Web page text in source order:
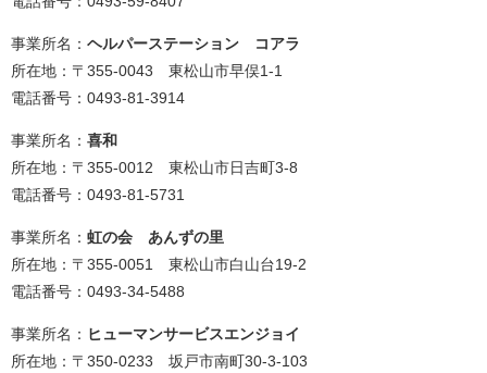
事業所名： ヘルパーステーション コアラ
所在地：〒355-0043 東松山市早俣1-1
電話番号：0493-81-3914
事業所名： 喜和
所在地：〒355-0012 東松山市日吉町3-8
電話番号：0493-81-5731
事業所名： 虹の会 あんずの里
所在地：〒355-0051 東松山市白山台19-2
電話番号：0493-34-5488
事業所名： ヒューマンサービスエンジョイ
所在地：〒350-0233 坂戸市南町30-3-103